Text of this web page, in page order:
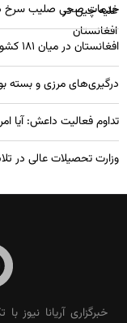
خدمات صحی صلیب سرخ در 47 مرکز به 615 هزار بیمار
افغانستان در میان ۱۸۱ کشور، پایین‌ترین رتبه برای زنان را دارد
درگیری‌های مرزی و بسته
تداوم فعالیت داعش: آیا
وزارت تحصیلات عالی در
خبرگزاری آریانا نیوز